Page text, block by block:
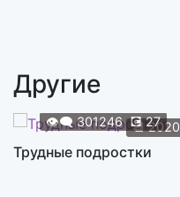
Другие
📆 2020
👁️‍🗨️301246 💽27
Трудные подростки